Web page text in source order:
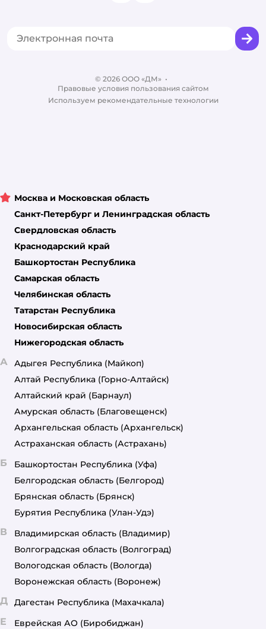
Блог
Корм для собак
© 2026 ООО «ДМ» •
Правовые условия пользования сайтом
Используем рекомендательные технологии
Москва и Московская область
Санкт-Петербург и Ленинградская область
Свердловская область
Краснодарский край
Башкортостан Республика
Самарская область
Челябинская область
Татарстан Республика
Новосибирская область
Нижегородская область
А Адыгея Республика (Майкоп)
Алтай Республика (Горно-Алтайск)
Алтайский край (Барнаул)
Амурская область (Благовещенск)
Архангельская область (Архангельск)
Астраханская область (Астрахань)
Б Башкортостан Республика (Уфа)
Белгородская область (Белгород)
Брянская область (Брянск)
Бурятия Республика (Улан-Удэ)
В Владимирская область (Владимир)
Волгоградская область (Волгоград)
Вологодская область (Вологда)
Воронежская область (Воронеж)
Д Дагестан Республика (Махачкала)
Е Еврейская АО (Биробиджан)